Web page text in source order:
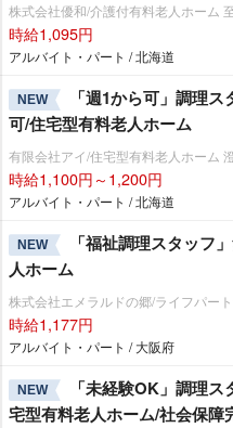
株式会社優和/介護付有料老人ホーム
時給1,095円
アルバイト・パート / 北海道
NEW
「週1から可」調理
可/住宅型有料老人ホーム
有限会社アイ/住宅型有料老人ホーム
時給1,100円～1,200円
アルバイト・パート / 北海道
NEW
「福祉調理スタッフ
人ホーム
株式会社エメラルドの郷/ライフパー
時給1,177円
アルバイト・パート / 大阪府
NEW
「未経験OK」調理
宅型有料老人ホーム/社会保障